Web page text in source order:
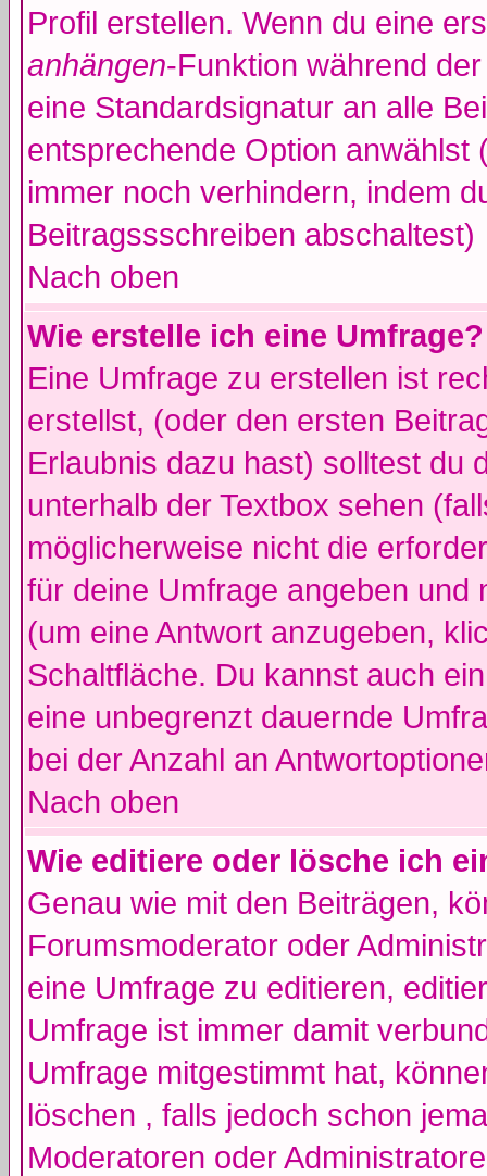
Profil erstellen. Wenn du eine
anhängen-Funktion während
eine Standardsignatur an alle
entsprechende Option anwählst
immer noch verhindern, indem
Beitragssschreiben abschaltest)
Nach oben
Wie erstelle ich eine Umfrage?
Eine Umfrage zu erstellen ist
erstellst, (oder den ersten
Erlaubnis dazu hast) solltest du
unterhalb der Textbox sehen
möglicherweise nicht die
für deine Umfrage angeben und
(um eine Antwort anzugeben,
Schaltfläche. Du kannst auch
eine unbegrenzt dauernde
bei der Anzahl an
Nach oben
Wie editiere oder lösche ich
Genau wie mit den Beiträgen,
Forumsmoderator oder
eine Umfrage zu editieren,
Umfrage ist immer damit
Umfrage mitgestimmt hat,
löschen , falls jedoch schon
Moderatoren oder